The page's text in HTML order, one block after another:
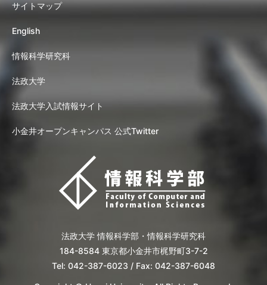
サイトマップ
English
情報科学研究科
法政大学
法政大学入試情報サイト
小金井オープンキャンパス 公式Twitter
法政大学 情報科学部・情報科学研究科
184-8584 東京都小金井市梶野町3-7-2
Tel: 042-387-6023 / Fax: 042-387-6048